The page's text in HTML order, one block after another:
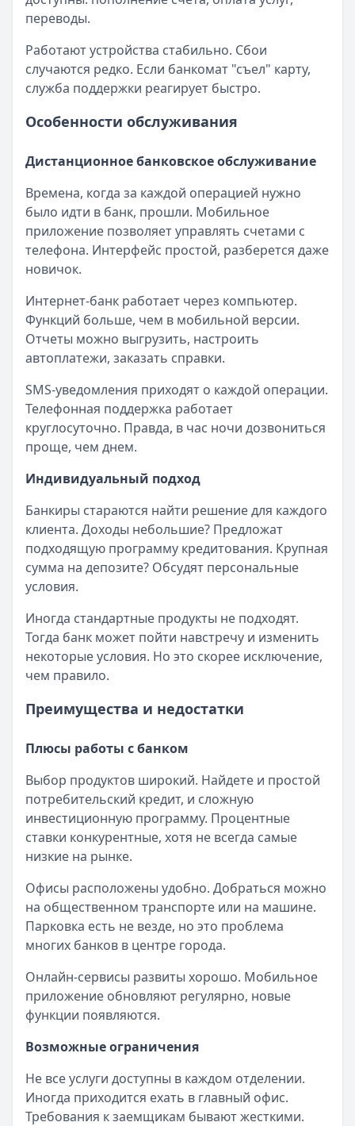
переводы.
Работают устройства стабильно. Сбои
случаются редко. Если банкомат "съел" карту,
служба поддержки реагирует быстро.
Особенности обслуживания
Дистанционное банковское обслуживание
Времена, когда за каждой операцией нужно
было идти в банк, прошли. Мобильное
приложение позволяет управлять счетами с
телефона. Интерфейс простой, разберется даже
новичок.
Интернет-банк работает через компьютер.
Функций больше, чем в мобильной версии.
Отчеты можно выгрузить, настроить
автоплатежи, заказать справки.
SMS-уведомления приходят о каждой операции.
Телефонная поддержка работает
круглосуточно. Правда, в час ночи дозвониться
проще, чем днем.
Индивидуальный подход
Банкиры стараются найти решение для каждого
клиента. Доходы небольшие? Предложат
подходящую программу кредитования. Крупная
сумма на депозите? Обсудят персональные
условия.
Иногда стандартные продукты не подходят.
Тогда банк может пойти навстречу и изменить
некоторые условия. Но это скорее исключение,
чем правило.
Преимущества и недостатки
Плюсы работы с банком
Выбор продуктов широкий. Найдете и простой
потребительский кредит, и сложную
инвестиционную программу. Процентные
ставки конкурентные, хотя не всегда самые
низкие на рынке.
Офисы расположены удобно. Добраться можно
на общественном транспорте или на машине.
Парковка есть не везде, но это проблема
многих банков в центре города.
Онлайн-сервисы развиты хорошо. Мобильное
приложение обновляют регулярно, новые
функции появляются.
Возможные ограничения
Не все услуги доступны в каждом отделении.
Иногда приходится ехать в главный офис.
Требования к заемщикам бывают жесткими.